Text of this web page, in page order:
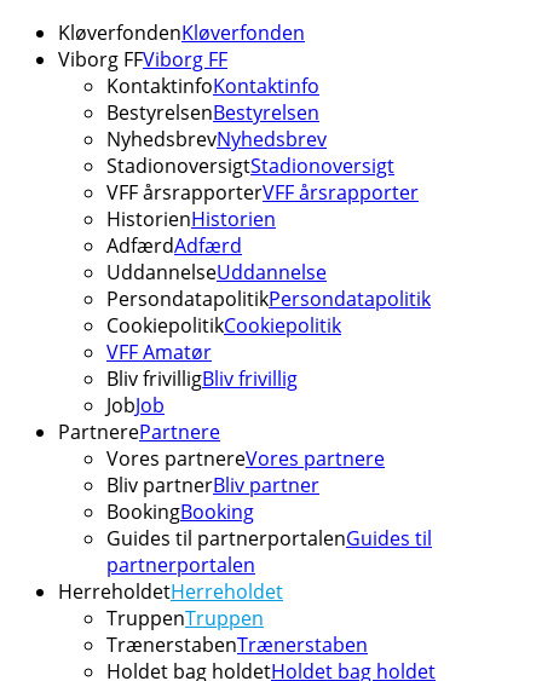
KløverfondenKløverfonden
Viborg FFViborg FF
KontaktinfoKontaktinfo
BestyrelsenBestyrelsen
NyhedsbrevNyhedsbrev
StadionoversigtStadionoversigt
VFF årsrapporterVFF årsrapporter
HistorienHistorien
AdfærdAdfærd
UddannelseUddannelse
PersondatapolitikPersondatapolitik
CookiepolitikCookiepolitik
VFF Amatør
Bliv frivilligBliv frivillig
JobJob
PartnerePartnere
Vores partnereVores partnere
Bliv partnerBliv partner
BookingBooking
Guides til partnerportalenGuides til
partnerportalen
HerreholdetHerreholdet
TruppenTruppen
TrænerstabenTrænerstaben
Holdet bag holdetHoldet bag holdet